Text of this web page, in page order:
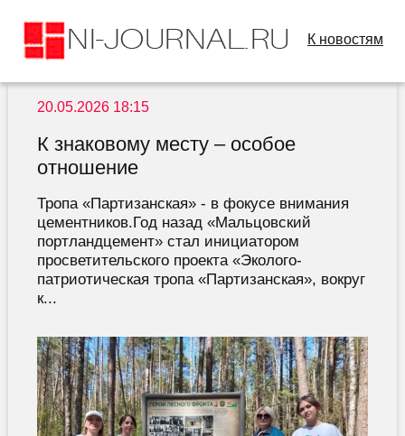
К новостям
20.05.2026 18:15
К знаковому месту – особое
отношение
Тропа «Партизанская» - в фокусе внимания
цементников.Год назад «Мальцовский
портландцемент» стал инициатором
просветительского проекта «Эколого-
патриотическая тропа «Партизанская», вокруг
к...